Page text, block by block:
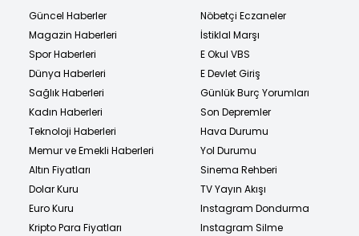
Güncel Haberler
Magazin Haberleri
Spor Haberleri
Dünya Haberleri
Sağlık Haberleri
Kadın Haberleri
Teknoloji Haberleri
Memur ve Emekli Haberleri
Altın Fiyatları
Dolar Kuru
Euro Kuru
Kripto Para Fiyatları
Nöbetçi Eczaneler
İstiklal Marşı
E Okul VBS
E Devlet Giriş
Günlük Burç Yorumları
Son Depremler
Hava Durumu
Yol Durumu
Sinema Rehberi
TV Yayın Akışı
Instagram Dondurma
Instagram Silme